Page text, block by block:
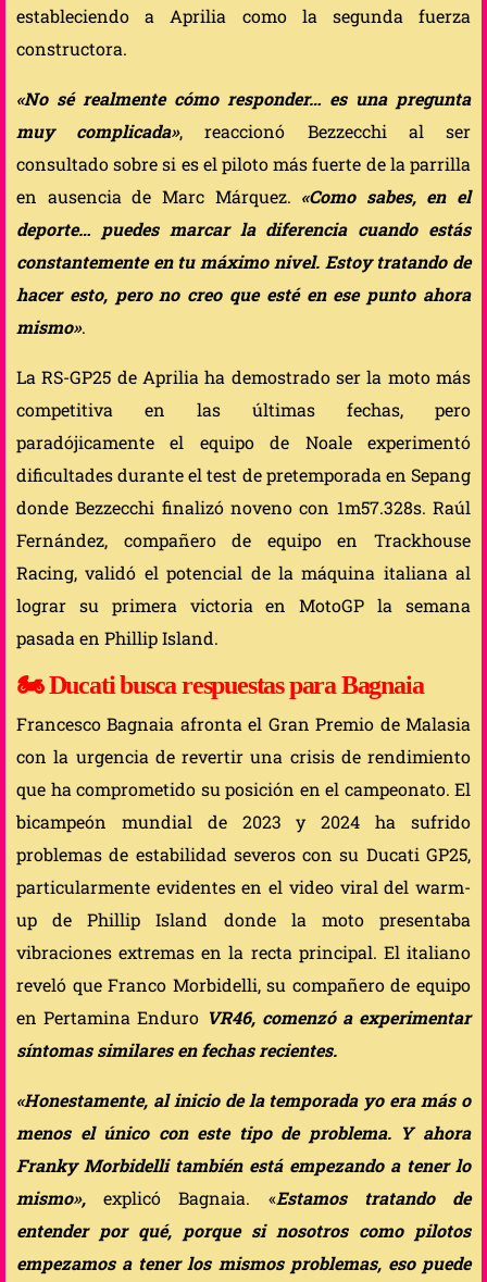
estableciendo a Aprilia como la segunda fuerza
constructora.
«No sé realmente cómo responder… es una pregunta
muy complicada», reaccionó Bezzecchi al ser
consultado sobre si es el piloto más fuerte de la parrilla
en ausencia de Marc Márquez. «Como sabes, en el
deporte… puedes marcar la diferencia cuando estás
constantemente en tu máximo nivel. Estoy tratando de
hacer esto, pero no creo que esté en ese punto ahora
mismo».
La RS-GP25 de Aprilia ha demostrado ser la moto más
competitiva en las últimas fechas, pero
paradójicamente el equipo de Noale experimentó
dificultades durante el test de pretemporada en Sepang
donde Bezzecchi finalizó noveno con 1m57.328s. Raúl
Fernández, compañero de equipo en Trackhouse
Racing, validó el potencial de la máquina italiana al
lograr su primera victoria en MotoGP la semana
pasada en Phillip Island.
🏍️Ducati busca respuestas para Bagnaia
Francesco Bagnaia afronta el Gran Premio de Malasia
con la urgencia de revertir una crisis de rendimiento
que ha comprometido su posición en el campeonato. El
bicampeón mundial de 2023 y 2024 ha sufrido
problemas de estabilidad severos con su Ducati GP25,
particularmente evidentes en el video viral del warm-
up de Phillip Island donde la moto presentaba
vibraciones extremas en la recta principal. El italiano
reveló que Franco Morbidelli, su compañero de equipo
en Pertamina Enduro VR46, comenzó a experimentar
síntomas similares en fechas recientes.
«Honestamente, al inicio de la temporada yo era más o
menos el único con este tipo de problema. Y ahora
Franky Morbidelli también está empezando a tener lo
mismo», explicó Bagnaia. «Estamos tratando de
entender por qué, porque si nosotros como pilotos
empezamos a tener los mismos problemas, eso puede